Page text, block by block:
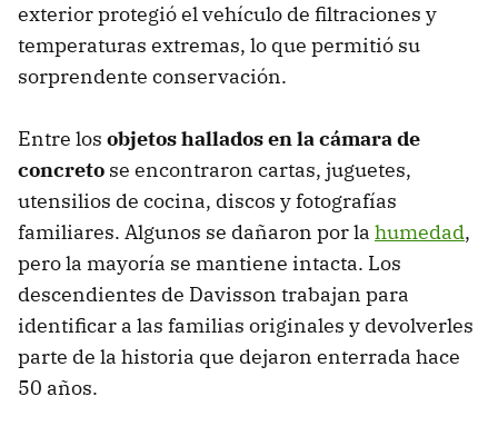
exterior protegió el vehículo de filtraciones y
temperaturas extremas, lo que permitió su
sorprendente conservación.
Entre los objetos hallados en la cámara de
concreto se encontraron cartas, juguetes,
utensilios de cocina, discos y fotografías
familiares. Algunos se dañaron por la humedad,
pero la mayoría se mantiene intacta. Los
descendientes de Davisson trabajan para
identificar a las familias originales y devolverles
parte de la historia que dejaron enterrada hace
50 años.